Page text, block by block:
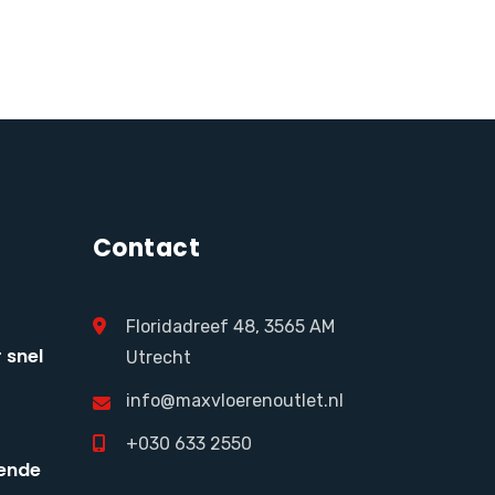
Contact
Floridadreef 48, 3565 AM
Utrecht
info@maxvloerenoutlet.nl
+030 633 2550